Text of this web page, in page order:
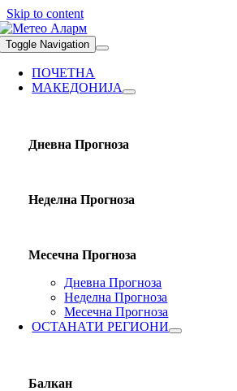
Skip to content
Toggle Navigation
ПОЧЕТНА
МАКЕДОНИЈА
Дневна Прогноза
Неделна Прогноза
Месечна Прогноза
Дневна Прогноза
Неделна Прогноза
Месечна Прогноза
ОСТАНАТИ РЕГИОНИ
Балкан